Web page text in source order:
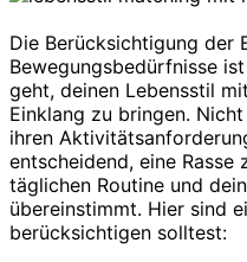
Die Berücksichtigung der
Bewegungsbedürfnisse
geht, deinen Lebensstil
Einklang zu bringen.
ihren
entscheidend, eine
täglichen Routine und
übereinstimmt. Hier sind
berücksichtigen solltest: